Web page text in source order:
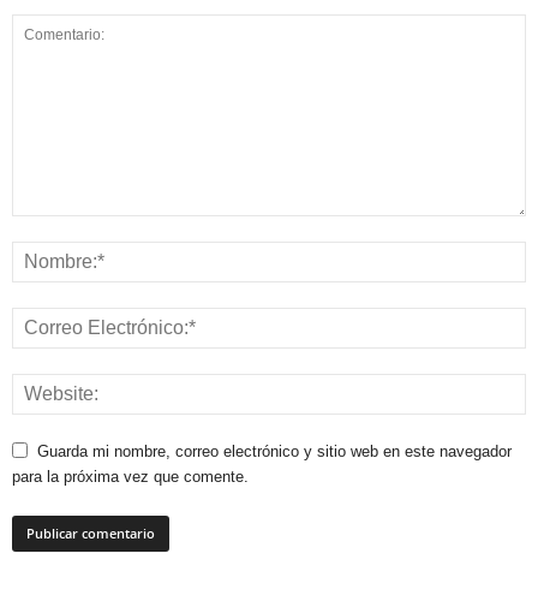
Guarda mi nombre, correo electrónico y sitio web en este navegador
para la próxima vez que comente.